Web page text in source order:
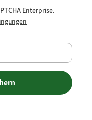
Enterprise.